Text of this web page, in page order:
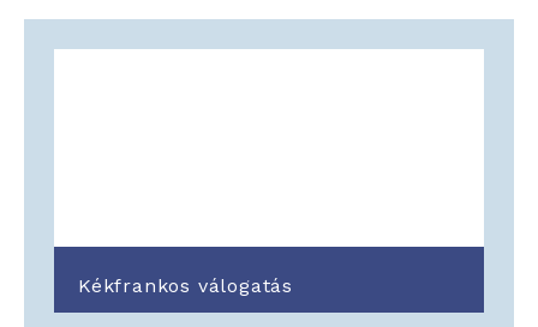
Kékfrankos válogatás